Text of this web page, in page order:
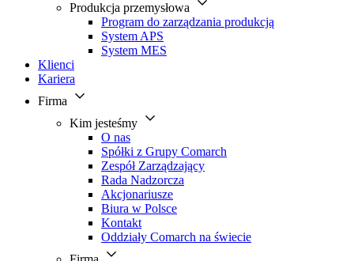
Produkcja przemysłowa
Program do zarządzania produkcją
System APS
System MES
Klienci
Kariera
Firma
Kim jesteśmy
O nas
Spółki z Grupy Comarch
Zespół Zarządzający
Rada Nadzorcza
Akcjonariusze
Biura w Polsce
Kontakt
Oddziały Comarch na świecie